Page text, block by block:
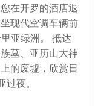
在开罗的酒店退
现代空调车辆前
亚绿洲。 抵达
墓、亚历山大神
的废墟，欣赏日
过夜。